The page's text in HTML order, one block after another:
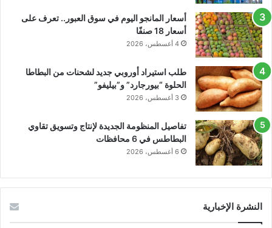
أسعار المانجو اليوم في سوق العبور.. تعرف على
أسعار 18 صنفًا
4 أغسطس، 2026
طلب استيراد أوروبي جديد لشحنات من البطاطا
الحلوة “بيورجارد” و”بيليفو”
3 أغسطس، 2026
تفاصيل المنظومة الجديدة لإنتاج وتسويق تقاوي
البطاطس في 6 محافظات
6 أغسطس، 2026
النشرة الإخبارية